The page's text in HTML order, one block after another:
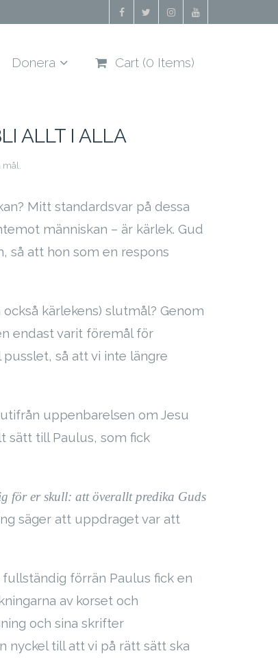
Donera Cart (0 Items)
ALLT I ALLA
mål.
Mitt standardsvar på dessa
människan – är kärlek. Gud
så att hon som en respons
kärlekens) slutmål? Genom
endast varit föremål för
så att vi inte längre
uppenbarelsen om Jesu
sätt till Paulus, som fick
för er skull: att överallt predika Guds
säger att uppdraget var att
förrän Paulus fick en
av korset och
och sina skrifter
nyckel till att vi på rätt sätt ska